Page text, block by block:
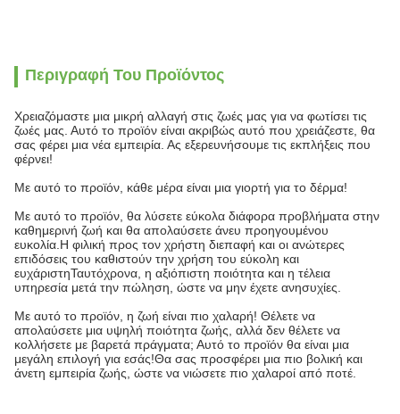
Περιγραφή Του Προϊόντος
Χρειαζόμαστε μια μικρή αλλαγή στις ζωές μας για να φωτίσει τις
ζωές μας. Αυτό το προϊόν είναι ακριβώς αυτό που χρειάζεστε, θα
σας φέρει μια νέα εμπειρία. Ας εξερευνήσουμε τις εκπλήξεις που
φέρνει!
Με αυτό το προϊόν, κάθε μέρα είναι μια γιορτή για το δέρμα!
Με αυτό το προϊόν, θα λύσετε εύκολα διάφορα προβλήματα στην
καθημερινή ζωή και θα απολαύσετε άνευ προηγουμένου
ευκολία.Η φιλική προς τον χρήστη διεπαφή και οι ανώτερες
επιδόσεις του καθιστούν την χρήση του εύκολη και
ευχάριστηΤαυτόχρονα, η αξιόπιστη ποιότητα και η τέλεια
υπηρεσία μετά την πώληση, ώστε να μην έχετε ανησυχίες.
Με αυτό το προϊόν, η ζωή είναι πιο χαλαρή! Θέλετε να
απολαύσετε μια υψηλή ποιότητα ζωής, αλλά δεν θέλετε να
κολλήσετε με βαρετά πράγματα; Αυτό το προϊόν θα είναι μια
μεγάλη επιλογή για εσάς!Θα σας προσφέρει μια πιο βολική και
άνετη εμπειρία ζωής, ώστε να νιώσετε πιο χαλαροί από ποτέ.